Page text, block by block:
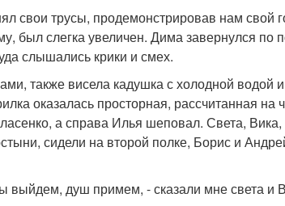
свои трусы, продемонстрировав нам свой
был слегка увеличен. Дима завернулся по
слышались крики и смех.
также висела кадушка с холодной водой
оказалась просторная, рассчитанная на
а справа Илья шеповал. Света,
сидели на второй полке, Борис и
выйдем, душ примем, - сказали мне света и